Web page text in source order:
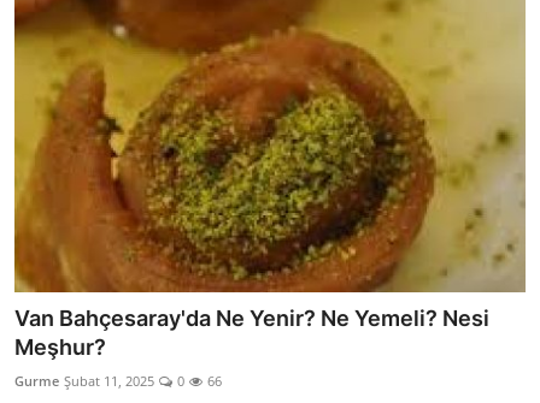
Gizlilik Sözleşmesi
Rüya Tabirleri
Diyet & Sağlıklı Beslenme
İletişim
Helal Gıda & Dini Hükümler
Gıda Güvenliği & Bilimi
Kalori & Diyet Rehberi
Van Bahçesaray'da Ne Yenir? Ne Yemeli? Nesi
Meşhur?
Gurme Şubat 11, 2025 0 66